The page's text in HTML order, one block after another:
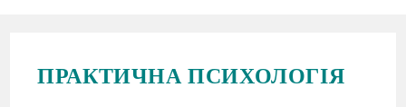
ПРАКТИЧНА ПСИХОЛОГІЯ